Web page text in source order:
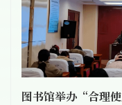
图书馆举办“合理